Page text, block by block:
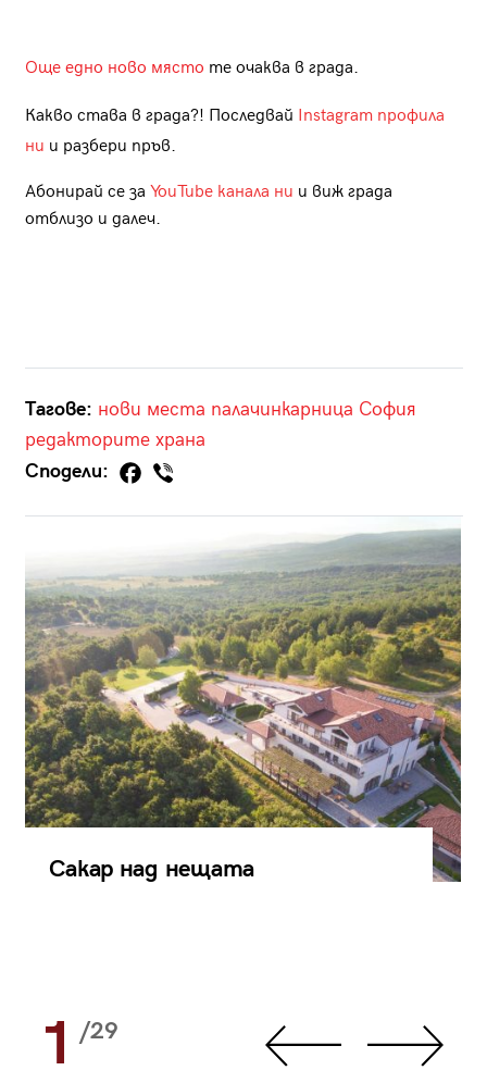
Още едно ново място те очаква в града.
Какво става в града?! Последвай Instagram профила
ни и разбери пръв.
Абонирай се за YouTube канала ни и виж града
отблизо и далеч.
Тагове: нови места палачинкарница София
редакторите храна
Сподели:
Сакар над нещата
1 /29